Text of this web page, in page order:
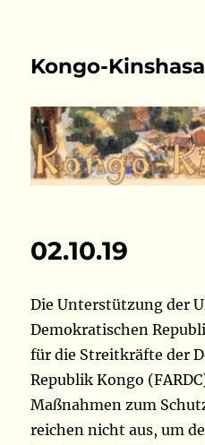
Kongo-
02.10.19
Die Unterstützung der
Demokratischen
für die Streitkräfte der
Republik Kongo
Maßnahmen zum
reichen nicht aus, um